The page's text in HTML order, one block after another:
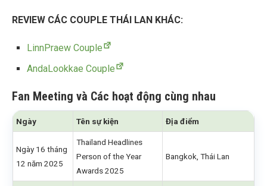
REVIEW CÁC COUPLE THÁI LAN KHÁC:
LinnPraew Couple
AndaLookkae Couple
Fan Meeting và Các hoạt động cùng nhau
Ngày Tên sự kiện Địa điểm
Ngày 16 tháng
12 năm 2025
Thailand Headlines
Person of the Year
Awards 2025
Bangkok, Thái Lan